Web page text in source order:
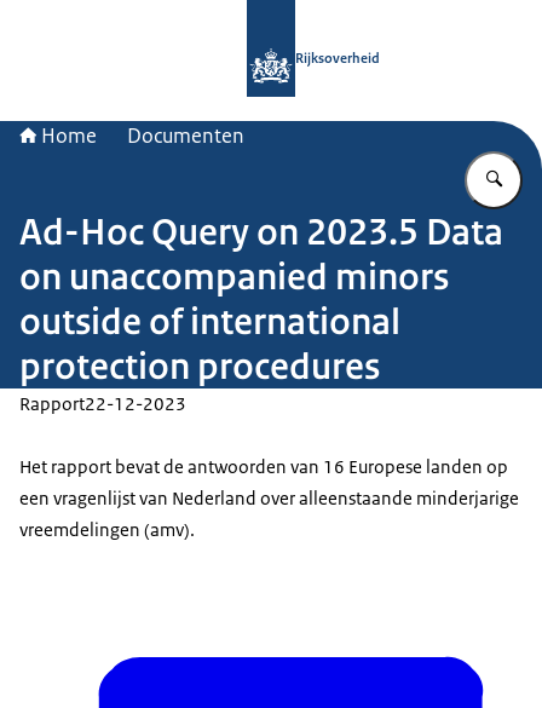
Rijksoverheid
Home Documenten
Ad-Hoc Query on 2023.5 Data
on unaccompanied minors
outside of international
protection procedures
Rapport22-12-2023
Het rapport bevat de antwoorden van 16 Europese landen op
een vragenlijst van Nederland over alleenstaande minderjarige
vreemdelingen (amv).